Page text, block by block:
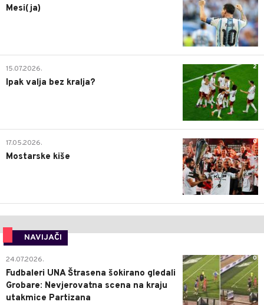
Mesi(ja)
2
15.07.2026.
Ipak valja bez kralja?
0
17.05.2026.
Mostarske kiše
NAVIJAČI
0
24.07.2026.
Fudbaleri UNA Štrasena šokirano gledali
Grobare: Nevjerovatna scena na kraju
utakmice Partizana